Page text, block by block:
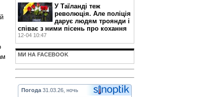
У Таїланді теж
революція. Але поліція
дарує людям троянди і
співає з ними пісень про кохання
12-04 10:47
МИ НА FACEBOOK
Погода 31.03.26, ночь